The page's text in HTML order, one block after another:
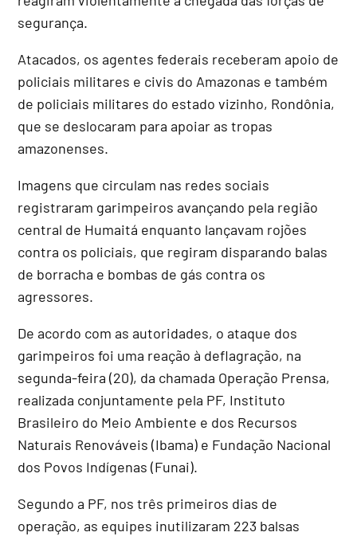
segurança.
Atacados, os agentes federais receberam apoio de
policiais militares e civis do Amazonas e também
de policiais militares do estado vizinho, Rondônia,
que se deslocaram para apoiar as tropas
amazonenses.
Imagens que circulam nas redes sociais
registraram garimpeiros avançando pela região
central de Humaitá enquanto lançavam rojões
contra os policiais, que regiram disparando balas
de borracha e bombas de gás contra os
agressores.
De acordo com as autoridades, o ataque dos
garimpeiros foi uma reação à deflagração, na
segunda-feira (20), da chamada Operação Prensa,
realizada conjuntamente pela PF, Instituto
Brasileiro do Meio Ambiente e dos Recursos
Naturais Renováveis (Ibama) e Fundação Nacional
dos Povos Indígenas (Funai).
Segundo a PF, nos três primeiros dias de
operação, as equipes inutilizaram 223 balsas